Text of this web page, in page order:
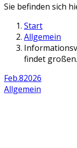
Sie befinden sich
Start
Allgemein
findet
Feb.82026
Allgemein